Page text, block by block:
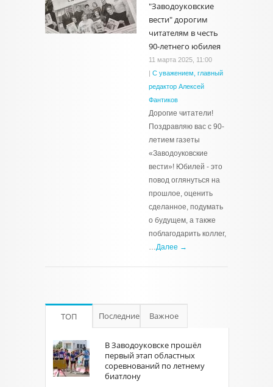
"Заводоуковские
вести" дорогим
читателям в честь
90-летнего юбилея
11 марта 2025, 11:00
| С уважением, главный
редактор Алексей
Фантиков
Дорогие читатели!
Поздравляю вас с 90-
летием газеты
«Заводоуковские
вести»! Юбилей - это
повод оглянуться на
прошлое, оценить
сделанное, подумать
о будущем, а также
поблагодарить коллег,
…Далее →
ТОП Последние Важное
В Заводоуковске прошёл
первый этап областных
соревнований по летнему
биатлону